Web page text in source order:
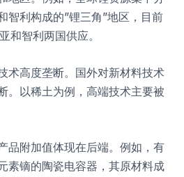
智利构成的”锂三角”地区，目前
和智利两国供应。
术高度垄断。国外对新材料技术
。以稀土为例，高端技术主要被
品附加值体现在后端。例如，有
素镝的陶瓷电容器，其原材料成